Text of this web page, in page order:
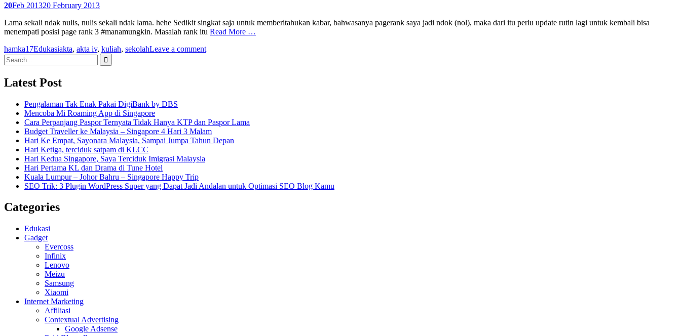
20Feb 201320 February 2013
Lama sekali ndak nulis, nulis sekali ndak lama. hehe Sedikit singkat saja untuk memberitahukan kabar, bahwasanya pagerank saya jadi ndok (nol), maka dari itu perlu update rutin lagi untuk kembali bisa
menempati posisi page rank 3 #manamungkin. Masalah rank itu Read More …
hamka17Edukasiakta, akta iv, kuliah, sekolahLeave a comment
Search
for:
Latest Post
Pengalaman Tak Enak Pakai DigiBank by DBS
Mencoba Mi Roaming App di Singapore
Cara Perpanjang Paspor Ternyata Tidak Hanya KTP dan Paspor Lama
Budget Traveller ke Malaysia – Singapore 4 Hari 3 Malam
Hari Ke Empat, Sayonara Malaysia, Sampai Jumpa Tahun Depan
Hari Ketiga, terciduk satpam di KLCC
Hari Kedua Singapore, Saya Terciduk Imigrasi Malaysia
Hari Pertama KL dan Drama di Tune Hotel
Kuala Lumpur – Johor Bahru – Singapore Happy Trip
SEO Trik: 3 Plugin WordPress Super yang Dapat Jadi Andalan untuk Optimasi SEO Blog Kamu
Categories
Edukasi
Gadget
Evercoss
Infinix
Lenovo
Meizu
Samsung
Xiaomi
Internet Marketing
Affiliasi
Contextual Advertising
Google Adsense